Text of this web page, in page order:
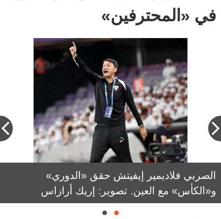
في «المحترفين»
الصربي فلاديمير إيفيتش حقق «الدوري»
و«الكأس» مع العين. تصوير: إريك أرازاس
باولو سوزا مستمر مع شباب الأهلي للموسم
الثالث. تصوير: باتريك كاستيلو